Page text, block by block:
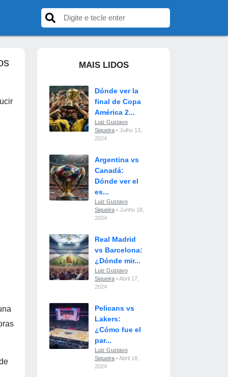
MAIS LIDOS
Dónde ver la
final de Copa
América 2...
Luiz Gustavo
Siqueira• Julho 13,
2024
Argentina vs
Canadá:
Dónde ver el
es...
Luiz Gustavo
Siqueira• Junho 18,
2024
Real Madrid
vs Barcelona:
¿Dónde mir...
Luiz Gustavo
Siqueira• Abril 17,
2024
Pelicans vs
Lakers:
¿Cómo fue el
par...
Luiz Gustavo
Siqueira• Abril 18,
2024